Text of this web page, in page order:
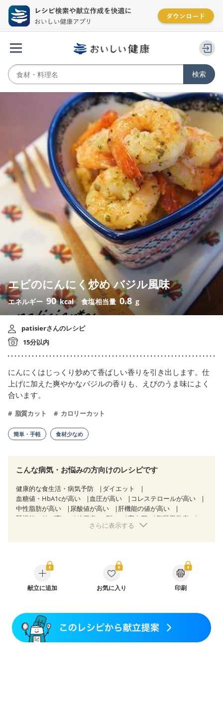
エビのにんにく炒め バジル風味
エネルギー 90 kcal 食塩相当量 0.8 g
patisierさんのレシピ
15分以内
にんにくはじっくり炒めて香ばしい香りを引き出します。仕
上げに加えた爽やかなバジルの香りも、えびのうま味によく
合います。
脂質カット カロリーカット
簡単・手軽 食材少なめ
こんな病気・お悩みの方向けのレシピです
健康的な食生活・病気予防
ダイエット
血糖値・HbA1cが高い
血圧が高い
コレステロールが高い
中性脂肪が高い
尿酸値が高い
肝機能の値が高い
腎機能の値が高い
糖尿病（2型） 高血圧
脂質異常症
胃ポリープ 逆流性食道炎
乳がん（抗がん剤治療中）
乳がん（ホルモン療法中）
乳がん（放射線治療中）
乳がん治療を終えた方・経過観察中の方など
フレイル（年齢に合わせた体作り）
ニキビ・肌荒れ
妊活中 更年期
さらに表示する
献立に追加 お気に入り 印刷